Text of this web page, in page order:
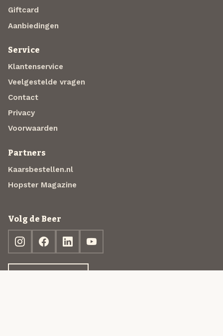
Giftcard
Aanbiedingen
Service
Klantenservice
Veelgestelde vragen
Contact
Privacy
Voorwaarden
Partners
Kaarsbestellen.nl
Hopster Magazine
Volg de Beer